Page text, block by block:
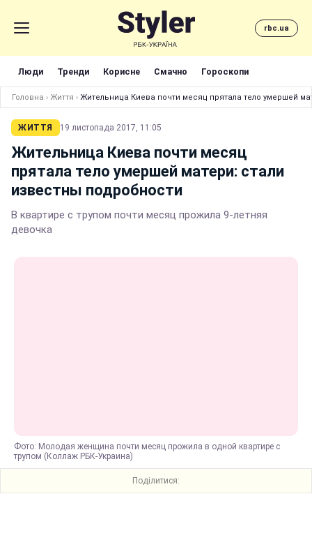
rbc.ua
Люди Тренди Корисне Смачно Гороскопи
Головна › Життя › Жительница Киева почти месяц прятала тело умершей
ЖИТТЯ 19 листопада 2017, 11:05
Жительница Киева почти месяц
прятала тело умершей матери: стали
известны подробности
В квартире с трупом почти месяц прожила 9-летняя
девочка
Фото: Молодая женщина почти месяц прожила в одной квартире с
трупом (Коллаж РБК-Украина)
Поділитися: